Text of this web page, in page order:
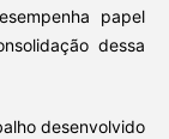
papel
dessa
desenvolvido